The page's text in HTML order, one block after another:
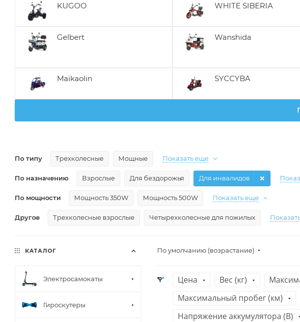
KUGOO WHITE SIBERIA
Gelbert Wanshida
Maikaolin SYCCYBA
По типу Трехколесные Мощные Показать еще
По назначению Взрослые Для бездорожья Для инвалидов
По мощности Мощность 350W Мощность 500W Показать еще
Другое Трехколесные взрослые Четырехколесные для пожилых
По умолчанию (возрастание)
Цена Вес (кг)
Максимальный пробег (км)
Напряжение аккумулятора (В)
КАТАЛОГ
Электросамокаты
Гироскутеры